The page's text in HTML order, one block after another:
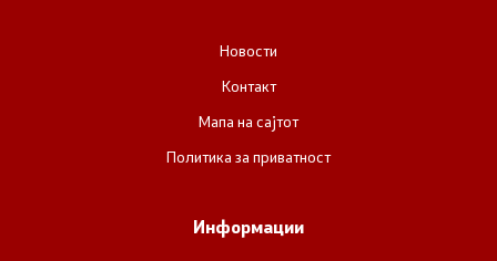
Новости
Контакт
Мапа на сајтот
Политика за приватност
Информации